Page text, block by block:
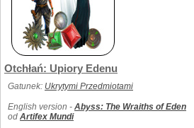
Otchłań: Upiory Edenu
Gatunek: Ukrytymi Przedmiotami
English version - Abyss: The Wraiths of Eden
od Artifex Mundi